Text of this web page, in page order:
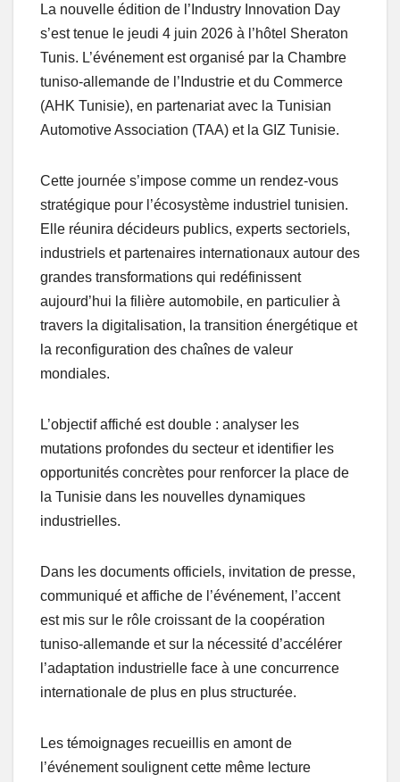
La nouvelle édition de l’Industry Innovation Day
s’est tenue le jeudi 4 juin 2026 à l’hôtel Sheraton
Tunis. L’événement est organisé par la Chambre
tuniso-allemande de l’Industrie et du Commerce
(AHK Tunisie), en partenariat avec la Tunisian
Automotive Association (TAA) et la GIZ Tunisie.
Cette journée s’impose comme un rendez-vous
stratégique pour l’écosystème industriel tunisien.
Elle réunira décideurs publics, experts sectoriels,
industriels et partenaires internationaux autour des
grandes transformations qui redéfinissent
aujourd’hui la filière automobile, en particulier à
travers la digitalisation, la transition énergétique et
la reconfiguration des chaînes de valeur
mondiales.
L’objectif affiché est double : analyser les
mutations profondes du secteur et identifier les
opportunités concrètes pour renforcer la place de
la Tunisie dans les nouvelles dynamiques
industrielles.
Dans les documents officiels, invitation de presse,
communiqué et affiche de l’événement, l’accent
est mis sur le rôle croissant de la coopération
tuniso-allemande et sur la nécessité d’accélérer
l’adaptation industrielle face à une concurrence
internationale de plus en plus structurée.
Les témoignages recueillis en amont de
l’événement soulignent cette même lecture